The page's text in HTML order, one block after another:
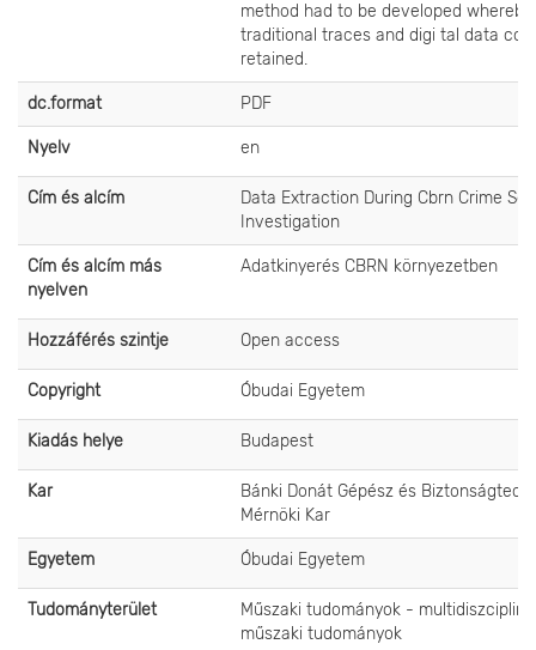
method had to be developed
traditional traces and digi tal data
retained.
dc.format PDF
Nyelv en
Cím és alcím
Data Extraction During Cbrn Crime
Investigation
Cím és alcím más
nyelven
Adatkinyerés CBRN környezetben
Hozzáférés szintje Open access
Copyright Óbudai Egyetem
Kiadás helye Budapest
Kar
Bánki Donát Gépész és
Mérnöki Kar
Egyetem Óbudai Egyetem
Tudományterület
Műszaki tudományok -
műszaki tudományok